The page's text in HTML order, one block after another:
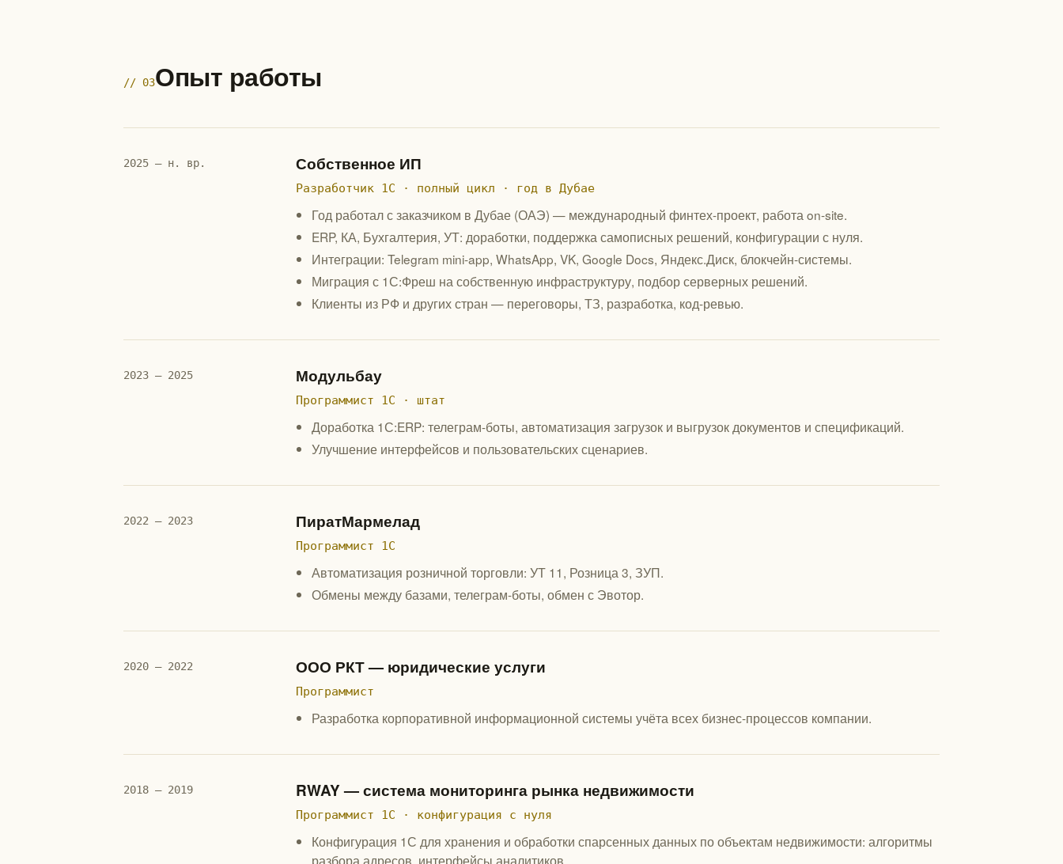
// 03Опыт работы
2025 — н. вр. Собственное ИП
Разработчик 1С · полный цикл · год в Дубае
Год работал с заказчиком в Дубае (ОАЭ) — международный финтех-проект, работа on-site.
ERP, КА, Бухгалтерия, УТ: доработки, поддержка самописных решений, конфигурации с нуля.
Интеграции: Telegram mini-app, WhatsApp, VK, Google Docs, Яндекс.Диск, блокчейн-системы.
Миграция с 1С:Фреш на собственную инфраструктуру, подбор серверных решений.
Клиенты из РФ и других стран — переговоры, ТЗ, разработка, код-ревью.
2023 — 2025 Модульбау
Программист 1С · штат
Доработка 1С:ERP: телеграм-боты, автоматизация загрузок и выгрузок документов и спецификаций.
Улучшение интерфейсов и пользовательских сценариев.
2022 — 2023 ПиратМармелад
Программист 1С
Автоматизация розничной торговли: УТ 11, Розница 3, ЗУП.
Обмены между базами, телеграм-боты, обмен с Эвотор.
2020 — 2022 ООО РКТ — юридические услуги
Программист
Разработка корпоративной информационной системы учёта всех бизнес-процессов компании.
2018 — 2019 RWAY — система мониторинга рынка недвижимости
Программист 1С · конфигурация с нуля
Конфигурация 1С для хранения и обработки спарсенных данных по объектам недвижимости: алгоритмы
разбора адресов, интерфейсы аналитиков.